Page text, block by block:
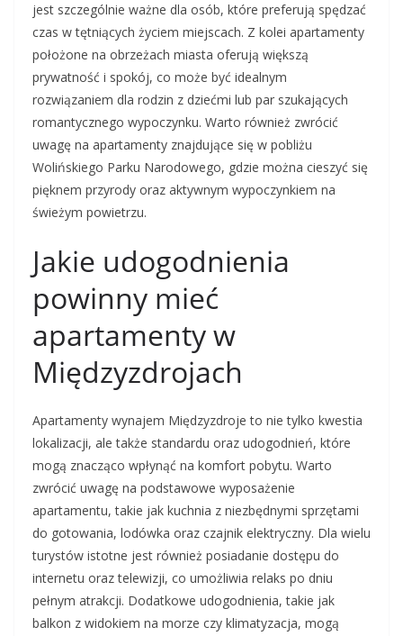
jest szczególnie ważne dla osób, które preferują spędzać
czas w tętniących życiem miejscach. Z kolei apartamenty
położone na obrzeżach miasta oferują większą
prywatność i spokój, co może być idealnym
rozwiązaniem dla rodzin z dziećmi lub par szukających
romantycznego wypoczynku. Warto również zwrócić
uwagę na apartamenty znajdujące się w pobliżu
Wolińskiego Parku Narodowego, gdzie można cieszyć się
pięknem przyrody oraz aktywnym wypoczynkiem na
świeżym powietrzu.
Jakie udogodnienia
powinny mieć
apartamenty w
Międzyzdrojach
Apartamenty wynajem Międzyzdroje to nie tylko kwestia
lokalizacji, ale także standardu oraz udogodnień, które
mogą znacząco wpłynąć na komfort pobytu. Warto
zwrócić uwagę na podstawowe wyposażenie
apartamentu, takie jak kuchnia z niezbędnymi sprzętami
do gotowania, lodówka oraz czajnik elektryczny. Dla wielu
turystów istotne jest również posiadanie dostępu do
internetu oraz telewizji, co umożliwia relaks po dniu
pełnym atrakcji. Dodatkowe udogodnienia, takie jak
balkon z widokiem na morze czy klimatyzacja, mogą